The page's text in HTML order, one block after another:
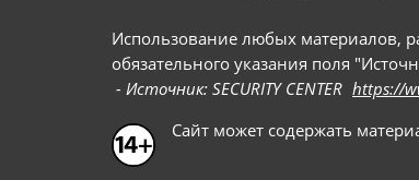
Использование любых материалов,
обязательного указания поля
- Источник: SECURITY CENTER https://
Сайт может содержать